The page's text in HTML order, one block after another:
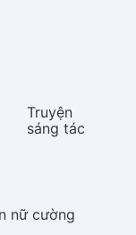
Truyện
sáng tác
nữ cường